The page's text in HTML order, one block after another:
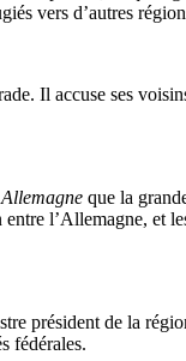
vers d’autres
Il accuse ses
que la
l’Allemagne, et
président de la
fédérales.